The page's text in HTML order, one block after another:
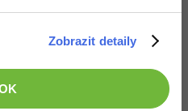
Zobrazit detaily
13.1.2013 9:16
Math.html#…